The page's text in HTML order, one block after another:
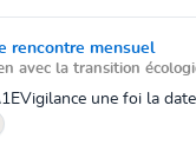
rencontre mensuel
avec la transition
une foi la